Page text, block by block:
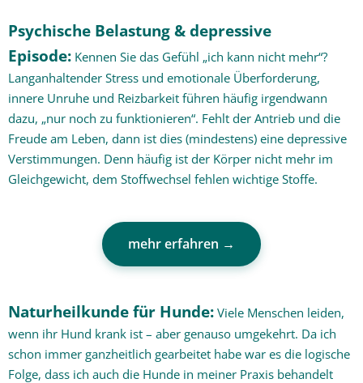
Psychische Belastung & depressive
Episode: Kennen Sie das Gefühl „ich kann nicht mehr“?
Langanhaltender Stress und emotionale Überforderung,
innere Unruhe und Reizbarkeit führen häufig irgendwann
dazu, „nur noch zu funktionieren“. Fehlt der Antrieb und die
Freude am Leben, dann ist dies (mindestens) eine depressive
Verstimmungen. Denn häufig ist der Körper nicht mehr im
Gleichgewicht, dem Stoffwechsel fehlen wichtige Stoffe.
mehr erfahren →
Naturheilkunde für Hunde: Viele Menschen leiden,
wenn ihr Hund krank ist – aber genauso umgekehrt. Da ich
schon immer ganzheitlich gearbeitet habe war es die logische
Folge, dass ich auch die Hunde in meiner Praxis behandelt